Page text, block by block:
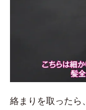
絡まりを取ったら